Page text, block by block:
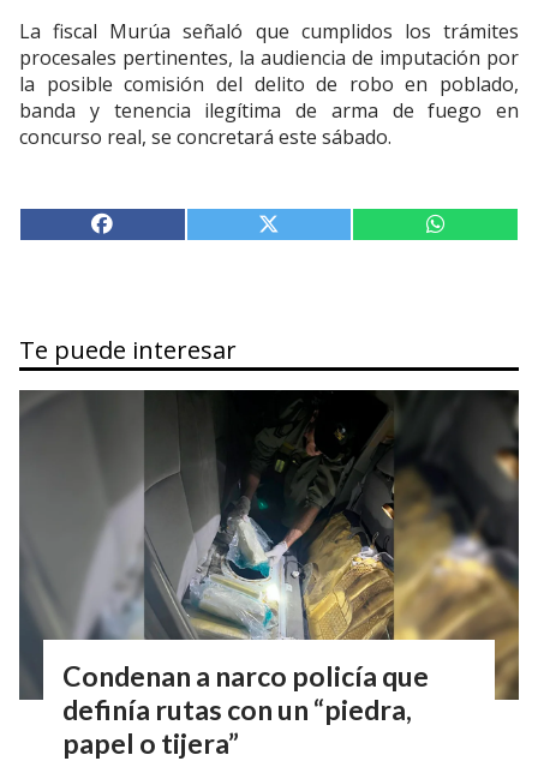
La fiscal Murúa señaló que cumplidos los trámites
procesales pertinentes, la audiencia de imputación por
la posible comisión del delito de robo en poblado,
banda y tenencia ilegítima de arma de fuego en
concurso real, se concretará este sábado.
Te puede interesar
Condenan a narco policía que
definía rutas con un “piedra,
papel o tijera”